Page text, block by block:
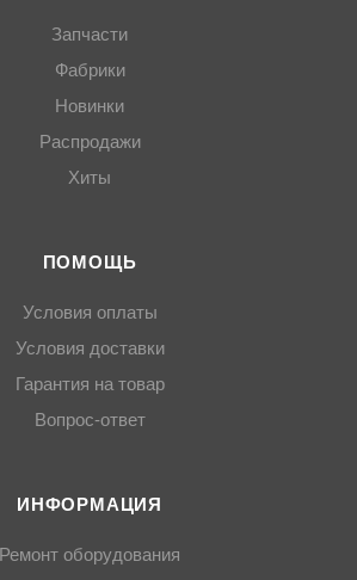
Запчасти
Фабрики
Новинки
Распродажи
Хиты
ПОМОЩЬ
Условия оплаты
Условия доставки
Гарантия на товар
Вопрос-ответ
ИНФОРМАЦИЯ
Ремонт оборудования